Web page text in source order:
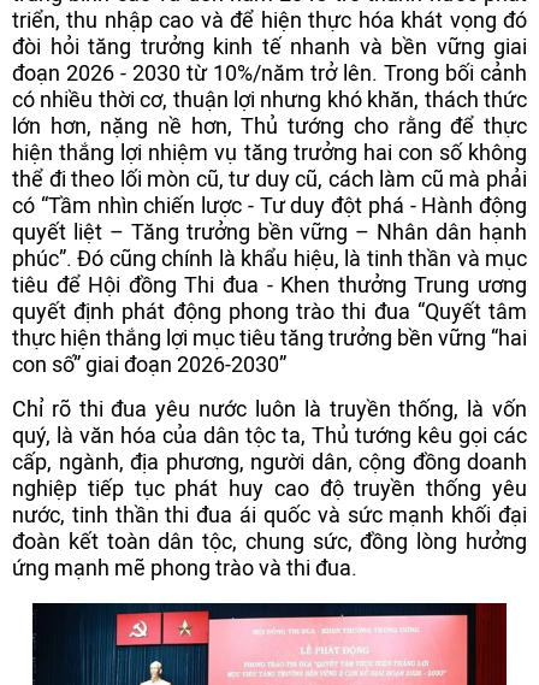
triển, thu nhập cao và để hiện thực hóa khát vọng đó
đòi hỏi tăng trưởng kinh tế nhanh và bền vững giai
đoạn 2026 - 2030 từ 10%/năm trở lên. Trong bối cảnh
có nhiều thời cơ, thuận lợi nhưng khó khăn, thách thức
lớn hơn, nặng nề hơn, Thủ tướng cho rằng để thực
hiện thắng lợi nhiệm vụ tăng trưởng hai con số không
thể đi theo lối mòn cũ, tư duy cũ, cách làm cũ mà phải
có “Tầm nhìn chiến lược - Tư duy đột phá - Hành động
quyết liệt – Tăng trưởng bền vững – Nhân dân hạnh
phúc”. Đó cũng chính là khẩu hiệu, là tinh thần và mục
tiêu để Hội đồng Thi đua - Khen thưởng Trung ương
quyết định phát động phong trào thi đua “Quyết tâm
thực hiện thắng lợi mục tiêu tăng trưởng bền vững “hai
con số” giai đoạn 2026-2030”
Chỉ rõ thi đua yêu nước luôn là truyền thống, là vốn
quý, là văn hóa của dân tộc ta, Thủ tướng kêu gọi các
cấp, ngành, địa phương, người dân, cộng đồng doanh
nghiệp tiếp tục phát huy cao độ truyền thống yêu
nước, tinh thần thi đua ái quốc và sức mạnh khối đại
đoàn kết toàn dân tộc, chung sức, đồng lòng hưởng
ứng mạnh mẽ phong trào và thi đua.